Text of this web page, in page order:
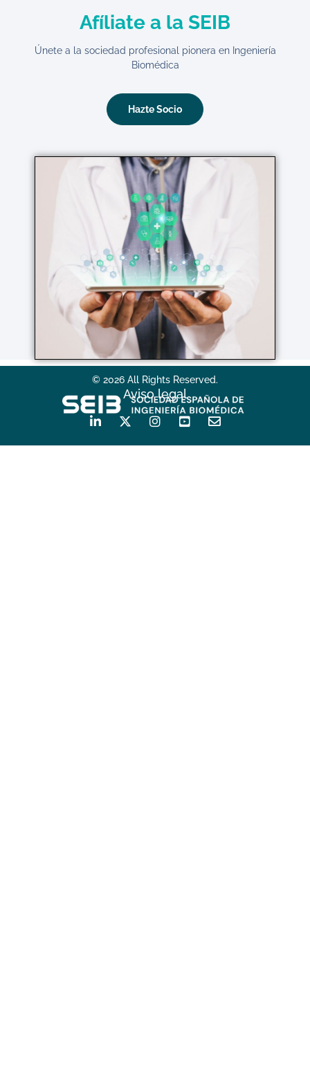
Afíliate a la SEIB
Únete a la sociedad profesional pionera en Ingeniería
Biomédica
Hazte Socio
© 2026 All Rights Reserved.
Aviso legal